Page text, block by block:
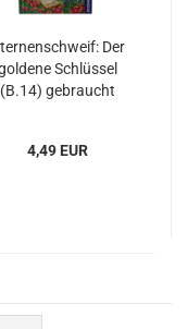
Der
Schlüssel
(B.14) gebraucht
4,49 EUR